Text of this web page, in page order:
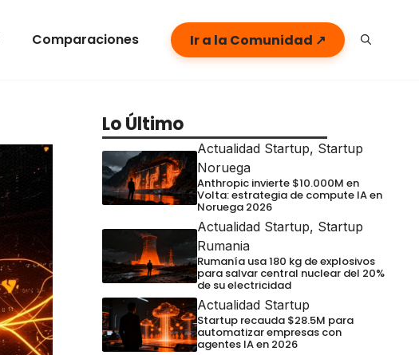
Comparaciones Ir a la Comunidad ↗
Lo Último
Actualidad Startup, Startup
Noruega
Anthropic invierte $10.000M en
Volta: estrategia de compute IA en
Noruega 2026
Actualidad Startup, Startup
Rumania
Rumanía usa 180 kg de explosivos
para salvar central nuclear del 20%
de su electricidad
Actualidad Startup
Startup recauda $28.5M para
automatizar empresas con
agentes IA en 2026